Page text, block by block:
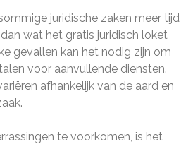
juridische zaken meer tijd
wat het gratis juridisch loket
gevallen kan het nodig zijn om
voor aanvullende diensten.
afhankelijk van de aard en
te voorkomen, is het